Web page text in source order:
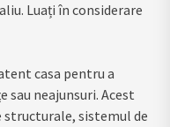
Luați în considerare
casa pentru a
sau neajunsuri. Acest
sistemul de